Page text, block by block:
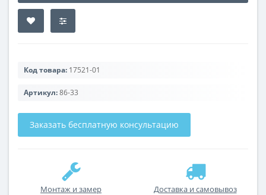
Код товара: 17521-01
Артикул:86-33
Заказать бесплатную консультацию
Монтаж и замер Доставка и самовывоз